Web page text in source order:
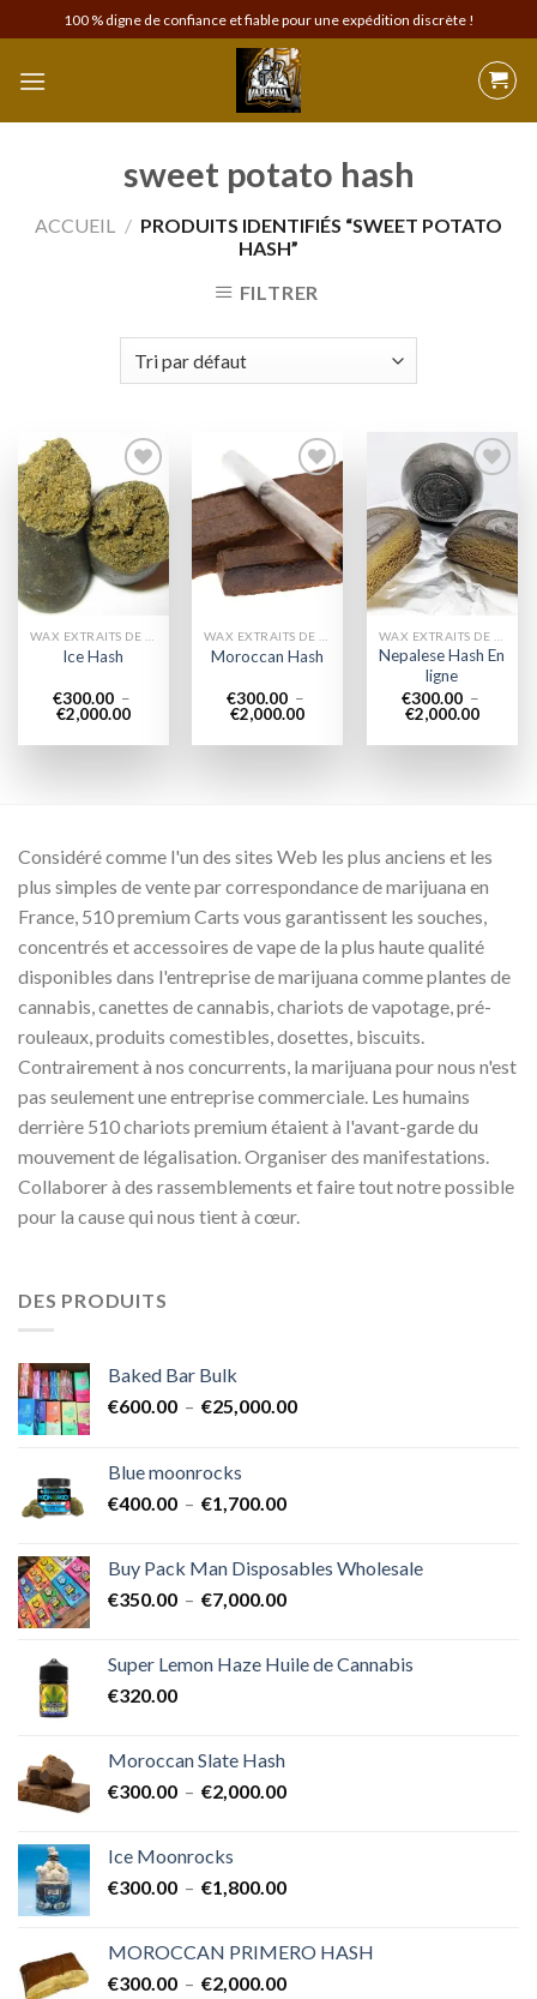
to
content
100 % digne de confiance et fiable pour une expédition discrète !
sweet potato hash
ACCUEIL / PRODUITS IDENTIFIÉS “SWEET POTATO
HASH”
FILTRER
Add to
wishlist
Ice Hash
€300.00 –
€2,000.00Plage
prix :
Add to
wishlist
Moroccan Hash
€300.00 –
€2,000.00Plage
prix :
Add to
wishlist
Nepalese Hash En
ligne
€300.00 –
€2,000.00Plage
prix :
Considéré comme l'un des sites Web les plus anciens et les
plus simples de vente par correspondance de marijuana en
France, 510 premium Carts vous garantissent les souches,
concentrés et accessoires de vape de la plus haute qualité
disponibles dans l'entreprise de marijuana comme plantes de
cannabis, canettes de cannabis, chariots de vapotage, pré-
rouleaux, produits comestibles, dosettes, biscuits.
Contrairement à nos concurrents, la marijuana pour nous n'est
pas seulement une entreprise commerciale. Les humains
derrière 510 chariots premium étaient à l'avant-garde du
mouvement de légalisation. Organiser des manifestations.
Collaborer à des rassemblements et faire tout notre possible
pour la cause qui nous tient à cœur.
DES PRODUITS
Baked Bar Bulk
€600.00 – €25,000.00Plage
Blue moonrocks
€400.00 – €1,700.00Plage
€400.00
à
Buy Pack Man Disposables Wholesale
€350.00 – €7,000.00Plage
€350.00
Super Lemon Haze Huile de Cannabis
€320.00
Moroccan Slate Hash
€300.00 – €2,000.00Plage
à
Ice Moonrocks
€300.00 – €1,800.00Plage
€300.00
à
MOROCCAN PRIMERO HASH
€300.00 – €2,000.00Plage